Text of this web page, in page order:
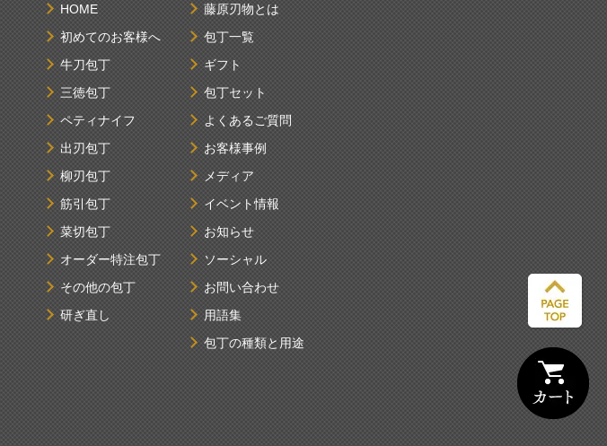
HOME
初めてのお客様へ
牛刀包丁
三徳包丁
ペティナイフ
出刃包丁
柳刃包丁
筋引包丁
菜切包丁
オーダー特注包丁
その他の包丁
研ぎ直し
藤原刃物とは
包丁一覧
ギフト
包丁セット
よくあるご質問
お客様事例
メディア
イベント情報
お知らせ
ソーシャル
お問い合わせ
用語集
包丁の種類と用途